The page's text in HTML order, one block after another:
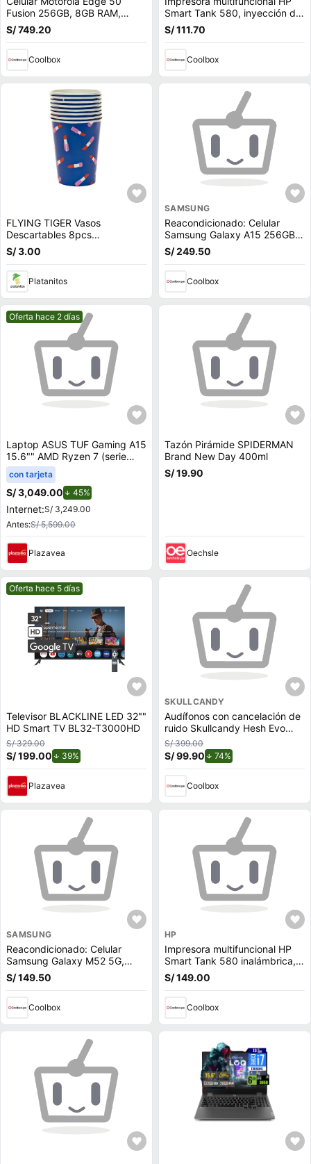
Fusion 256GB, 8GB RAM,
cámara trasera 50MP y frontal
32MP, 6.7"", verde azulado
S/ 749.20
Coolbox
Smart Tank 580, inyección de
tinta, inalámbrica, Wi-Fi, con
tanques de tinta
S/ 111.70
Coolbox
FLYING TIGER Vasos
Descartables 8pcs
P/Cumpleaños 3014013
S/ 3.00
Platanitos
SAMSUNG
Reacondicionado: Celular
Samsung Galaxy A15 256GB,
8GB RAM, cámara trasera
50MP y frontal 13MP, 6.5"",
S/ 249.50
Coolbox
Mejor precio.
Oferta hace 2 días
Laptop ASUS TUF Gaming A15
15.6"" AMD Ryzen 7 (serie
100) 8GB 512GB SSD
RTX3050 FA506NCQ-
HN012W
con tarjeta
S/ 3,049.00 45%
Internet:S/ 3,249.00
Antes:S/ 5,599.00
Plazavea
Tazón Pirámide SPIDERMAN
Brand New Day 400ml
S/ 19.90
Oechsle
Mejor precio.
Oferta hace 5 días
Televisor BLACKLINE LED 32""
HD Smart TV BL32-T3000HD
S/ 329.00
S/ 199.00 39%
Plazavea
SKULLCANDY
Audífonos con cancelación de
ruido Skullcandy Hesh Evo
micrófono incorporado, máx.
22 horas, control de música y
llamadas, negro
S/ 399.00
S/ 99.90 74%
Coolbox
SAMSUNG
Reacondicionado: Celular
Samsung Galaxy M52 5G,
128GB, 6GB RAM, cámara
trasera 64MP y frontal 32MP,
S/ 149.50
Coolbox
HP
Impresora multifuncional HP
Smart Tank 580 inalámbrica,
wifi, con tanques de tinta
S/ 149.00
Coolbox